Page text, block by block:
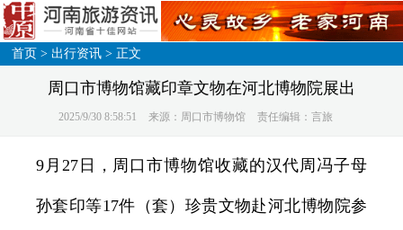
首页 >出行资讯 > 正文
周口市博物馆藏印章文物在河北博物院展出
2025/9/30 8:58:51 来源：周口市博物馆 责任编辑：言旅
9月27日，周口市博物馆收藏的汉代周冯子母
孙套印等17件（套）珍贵文物赴河北博物院参